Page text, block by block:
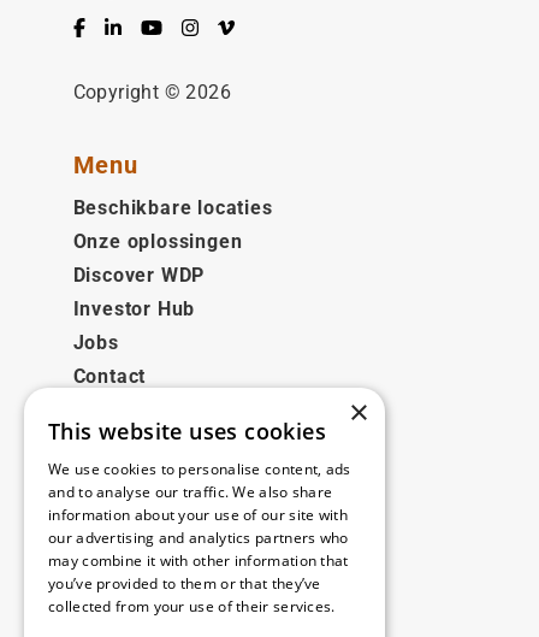
Facebook
LinkedInYouTubeInstagram
Vimeo
Copyright © 2026
Menu
Beschikbare locaties
Onze oplossingen
Discover WDP
Investor Hub
Jobs
Contact
Juridisch
Disclaimer
Privacy policy
Cookie policy
×
This website uses cookies
We use cookies to personalise content, ads
and to analyse our traffic. We also share
information about your use of our site with
our advertising and analytics partners who
may combine it with other information that
you’ve provided to them or that they’ve
collected from your use of their services.